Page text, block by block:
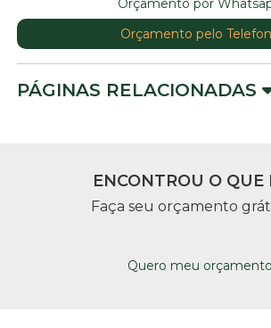
Orçamento por
Orçamento pelo
PÁGINAS RELACIONADAS
ENCONTROU O QUE
Faça seu orçamento
Quero meu orçamento